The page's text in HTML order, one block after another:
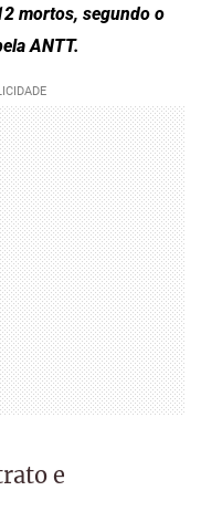
mortos, segundo o
ANTT.
e